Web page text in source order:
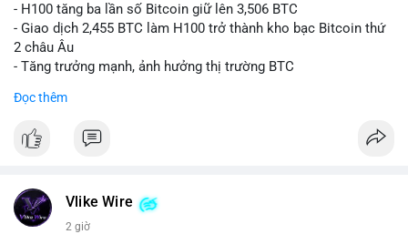
- H100 tăng ba lần số Bitcoin giữ lên 3,506 BTC
- Giao dịch 2,455 BTC làm H100 trở thành kho bạc Bitcoin thứ
2 châu Âu
- Tăng trưởng mạnh, ảnh hưởng thị trường BTC
#binancesquare
$btc
📰 Nguồn: Cointelegraph
Đọc thêm
Vlike Wire
2 giờ